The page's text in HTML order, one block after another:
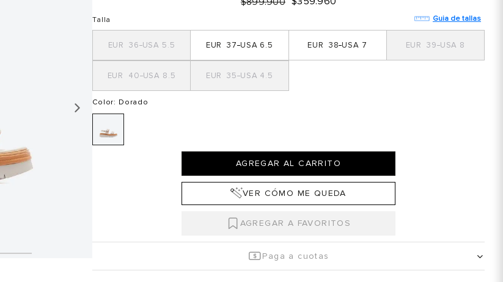
Talla Guia de tallas
5.5
36 6.5
37 7
38 8
39
8.5
40 4.5
35
Color: Dorado
AGREGAR AL CARRITO
VER CÓMO ME QUEDA
Paga a cuotas